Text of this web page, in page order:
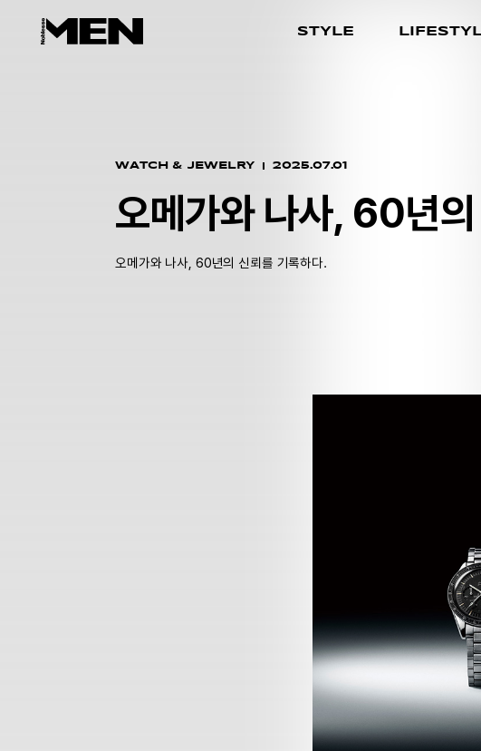
STYLE
WATCH & JEWELRY 2025.07.01
오메가와 나사, 60년
오메가와 나사, 60년의 신뢰를 기록하다.